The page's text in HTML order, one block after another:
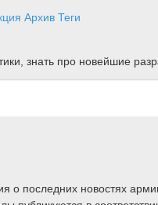
Архив Теги
знать про новейшие
о последних новостях